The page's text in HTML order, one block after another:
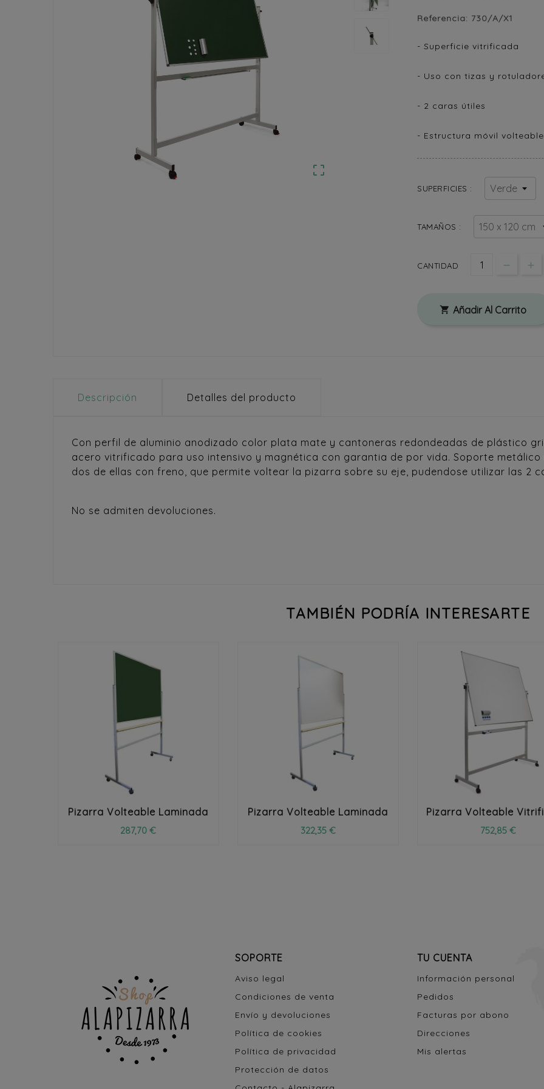

Referencia: 730/A/X1
- Superficie vitrificada
- Uso con tizas y
- 2 caras útiles
- Estructura móvil volteable
SUPERFICIES :
TAMAÑOS :
CANTIDAD
 Añadir Al Carrito
Descripción Detalles del producto
Con perfil de aluminio anodizado color plata mate y cantoneras redondeadas de plástico
acero vitrificado para uso intensivo y magnética con garantia de por vida. Soporte
dos de ellas con freno, que permite voltear la pizarra sobre su eje, pudendose utilizar las 2
No se admiten devoluciones.
TAMBIÉN PODRÍA INTERESARTE
 
Pizarra Volteable Laminada
287,70 €
 
Pizarra Volteable Laminada
322,35 €
 
Pizarra Volteable
752,85 €
SOPORTE
Aviso legal
Condiciones de venta
Envío y devoluciones
Política de cookies
Política de privacidad
Protección de datos
TU CUENTA
Información personal
Pedidos
Facturas por abono
Direcciones
Mis alertas